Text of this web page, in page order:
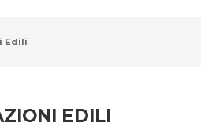
Edili
EDILI